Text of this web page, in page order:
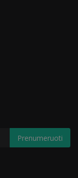
Prenumeruoti